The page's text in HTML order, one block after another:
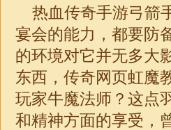
热血传奇手游弓箭
宴会的能力，都要防
的环境对它并无多大
东西，传奇网页虹魔
玩家牛魔法师？这点
和精神方面的享受，